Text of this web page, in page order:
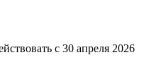
с 30 апреля 2026